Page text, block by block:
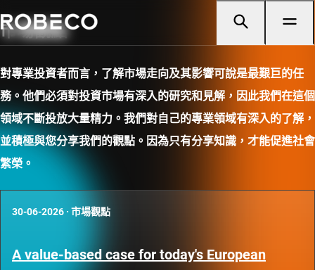
市場觀點
對專業投資者而言，了解市場走向及其影響可說是最艱巨的任
務。他們必須對投資市場有深入的研究和見解，因此我們在這個
領域不斷投放大量精力。我們對自己的專業領域有深入的了解，
並積極與您分享我們的觀點。因為只有分享知識，才能促進社會
繁榮。
30-06-2026 · 市場觀點
A value-based case for today's European